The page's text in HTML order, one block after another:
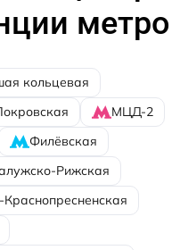
метро
кольцевая
МЦД-2
Филёвская
Рижская
Краснопресненская